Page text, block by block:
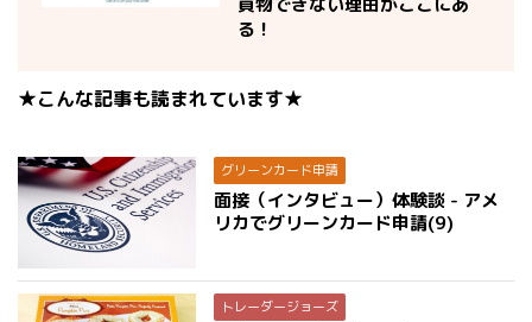
る！
★こんな記事も読まれています★
グリーンカード申請
面接（インタビュー）体験談 - アメ
リカでグリーンカード申請(9)
トレーダージョーズ